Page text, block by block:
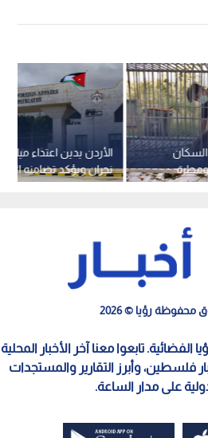
الأردن يدين اعتداء
نجران ويؤكد تضامنه
السعودية
سومطرة
محفوظة رؤيا © 2026
الفضائية. تابعوا معنا آخر الأخبار المحلية
فلسطين، وأبرز التقارير والمستجدات
على مدار الساعة.